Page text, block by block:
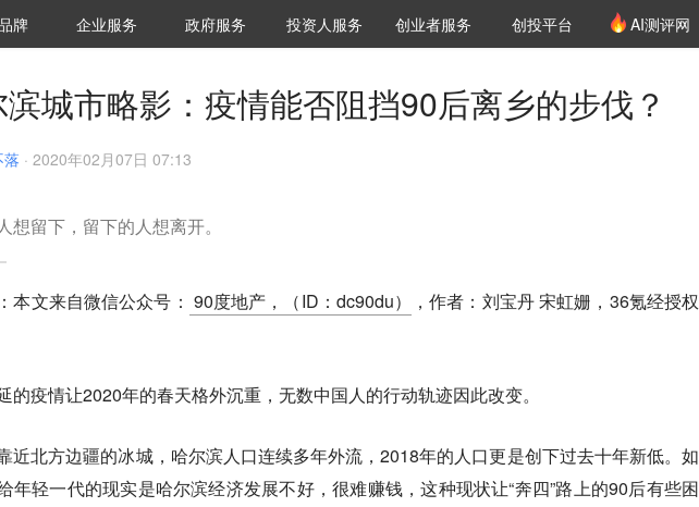
牌 36Kr研究院
企业服务 城市之窗
政府服务 VClub投资机构库
投资机构职位推介
投资人服务 创投氪堂
创业者服务 创投平台 AI测评网
城市略影：疫情能否阻挡90后离乡的步伐？
· 2020年02月07日 07:13
想留下，留下的人想离开。
本文来自微信公众号： 90度地产，（ID：dc90du）
，作者：刘宝丹 宋虹姗，36氪经授权
的疫情让2020年的春天格外沉重，无数中国人的行动轨迹因此改变。
近北方边疆的冰城，哈尔滨人口连续多年外流，2018年的人口更是创下过去十年新低。如
年轻一代的现实是哈尔滨经济发展不好，很难赚钱，这种现状让“奔四”路上的90后有些困